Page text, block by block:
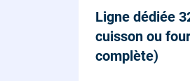
Ligne dédiée
cuisson ou
complète)